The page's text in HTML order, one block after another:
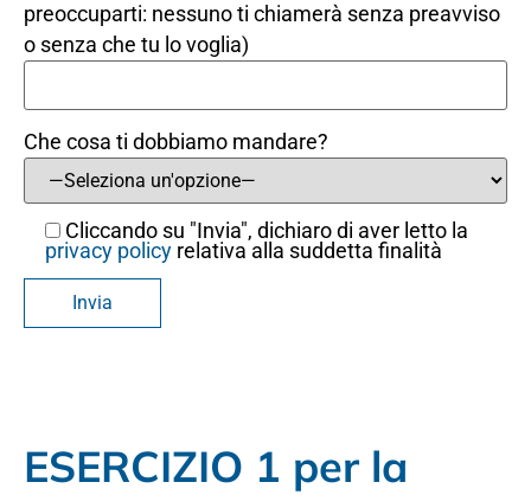
preoccuparti: nessuno ti chiamerà senza preavviso
o senza che tu lo voglia)
Che cosa ti dobbiamo mandare?
Cliccando su "Invia", dichiaro di aver letto la
privacy policy relativa alla suddetta finalità
ESERCIZIO 1 per la